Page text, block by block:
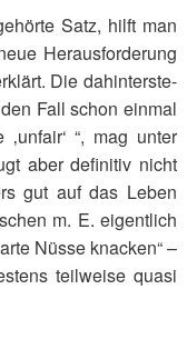
Satz, hilft man
Her­aus­for­de­rung
Die dahin­ter­ste­
Fall schon ein­mal
“, mag unter
aber defi­ni­tiv nicht
gut auf das Leben
m. E. eigent­lich
Nüs­se kna­cken“ –
teil­wei­se qua­si